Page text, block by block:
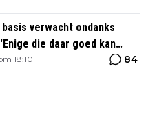
verwacht ondanks
die daar goed kan
18:10 84